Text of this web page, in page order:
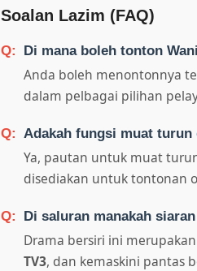
Soalan Lazim (FAQ)
Di mana boleh tonton
Anda boleh menontonnya
dalam pelbagai pilihan
Adakah fungsi muat
Ya, pautan untuk muat
disediakan untuk tontonan
Di saluran manakah
Drama bersiri ini
TV3, dan kemaskini pantas